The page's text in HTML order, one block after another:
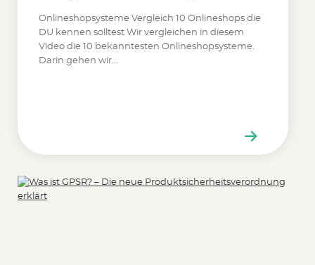
Du kennen solltest
Onlineshopsysteme Vergleich 10 Onlineshops die
DU kennen solltest Wir vergleichen in diesem
Video die 10 bekanntesten Onlineshopsysteme.
Darin gehen wir…